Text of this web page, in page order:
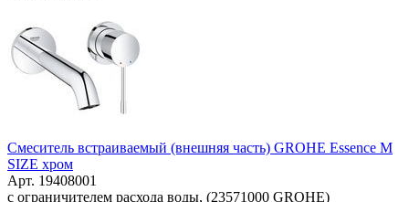
Смеситель встраиваемый (внешняя часть) GROHE Essence M
SIZE хром
Арт. 19408001
с ограничителем расхода воды, (23571000 GROHE)